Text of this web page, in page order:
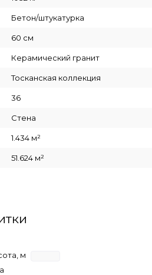
Бетон/штукатурка
60 см
Керамический гранит
Тосканская коллекция
36
Стена
1.434 м²
51.624 м²
м